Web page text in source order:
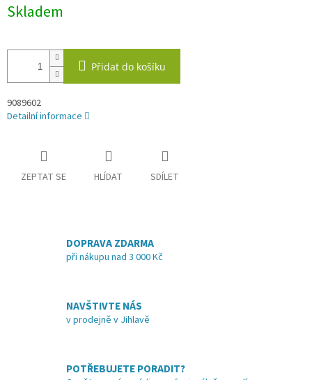
cena:
Skladem
Přidat do košíku
9089602
Detailní informace
ZEPTAT SE HLÍDAT SDÍLET
DOPRAVA ZDARMA
při nákupu nad 3 000 Kč
NAVŠTIVTE NÁS
v prodejně v Jihlavě
POTŘEBUJETE PORADIT?